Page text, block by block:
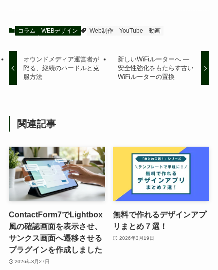
コラム WEBデザイン Web制作 YouTube 動画
オウンドメディア運営者が
陥る、継続のハードルと克
服方法
新しいWiFiルーターへ ―
安全性強化をもたらす古い
WiFiルーターの置換
関連記事
ContactForm7でLightbox
風の確認画面を表示させ、
サンクス画面へ遷移させる
プラグインを作成しました
2026年3月27日
無料で作れるデザインアプ
リまとめ７選！
2026年3月19日